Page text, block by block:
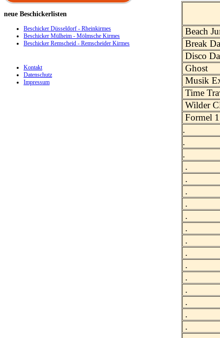
Beach
Break
Disco
Ghost
Musik
Time
Wilder
Formel 1
.
.
.
.
.
.
.
.
.
.
.
.
.
.
.
.
.
neue Beschickerlisten
Beschicker Düsseldorf - Rheinkirmes
Beschicker Mülheim - Mölmsche Kirmes
Beschicker Remscheid - Remscheider Kirmes
Kontakt
Datenschutz
Impressum